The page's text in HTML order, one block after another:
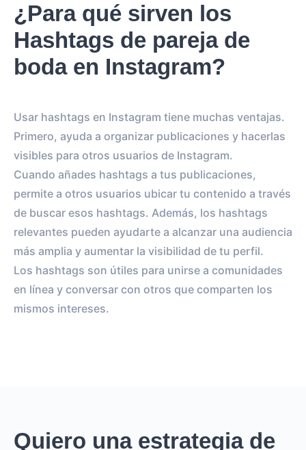
¿Para qué sirven los
Hashtags de pareja de
boda en Instagram?
Usar hashtags en Instagram tiene muchas ventajas.
Primero, ayuda a organizar publicaciones y hacerlas
visibles para otros usuarios de Instagram.
Cuando añades hashtags a tus publicaciones,
permite a otros usuarios ubicar tu contenido a través
de buscar esos hashtags. Además, los hashtags
relevantes pueden ayudarte a alcanzar una audiencia
más amplia y aumentar la visibilidad de tu perfil.
Los hashtags son útiles para unirse a comunidades
en línea y conversar con otros que comparten los
mismos intereses.
Quiero una estrategia de